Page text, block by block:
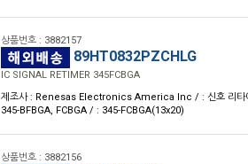
상품번호 : 3882157
89HT0832PZCHLG
IC SIGNAL RETIMER 345FCBGA
제조사 : Renesas Electronics America Inc / : 신호 리타
345-BFBGA, FCBGA / : 345-FCBGA(13x20)
상품번호 : 3882156